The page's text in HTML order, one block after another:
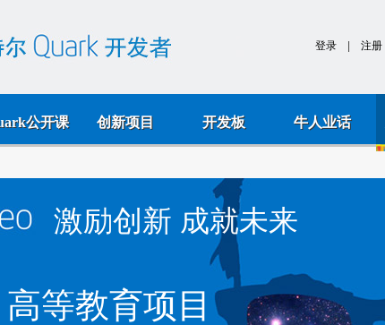
公开课 创新项目 开发板 牛人业话
激励创新 成就未来
等教育项目